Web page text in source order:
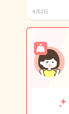
6月2日